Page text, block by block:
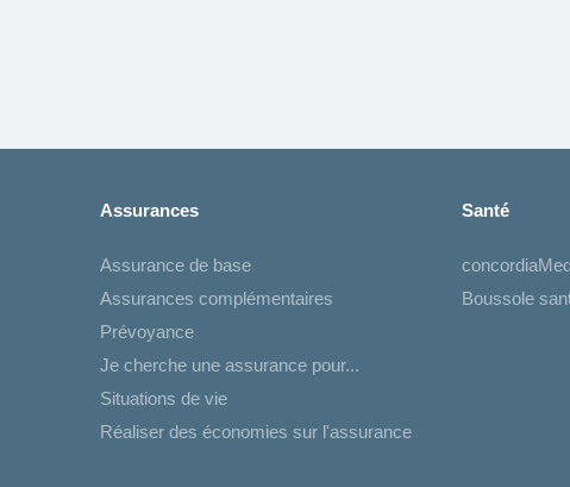
Assurances
Assurance de base
Assurances complémentaires
Prévoyance
Je cherche une assurance pour...
Situations de vie
Réaliser des économies sur l'assurance
Santé
concordiaMed
Boussole